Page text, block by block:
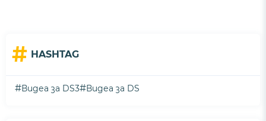
# HASHTAG
#Видеа за DS3#Видеа за DS